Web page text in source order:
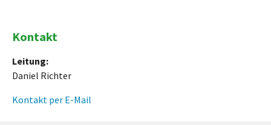
Kontakt
Leitung:
Daniel Richter
Kontakt per E-Mail